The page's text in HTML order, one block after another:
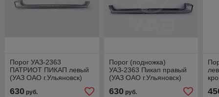
Порог УАЗ-2363
ПАТРИОТ ПИКАП левый
(УАЗ ОАО г.Ульяновск)
630 руб.
Порог (подножка)
УАЗ-2363 Пикап правый
(УАЗ ОАО г.Ульяновск)
630руб.